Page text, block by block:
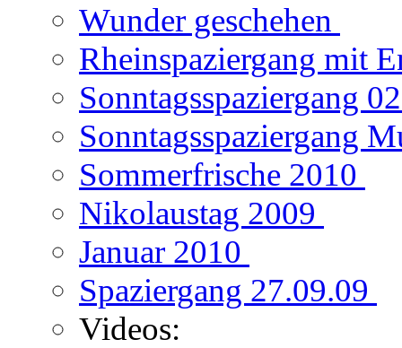
Wunder geschehen
Rheinspaziergang mit
Sonntagsspaziergang
Sonntagsspaziergang
Sommerfrische 2010
Nikolaustag 2009
Januar 2010
Spaziergang 27.09.09
Videos: